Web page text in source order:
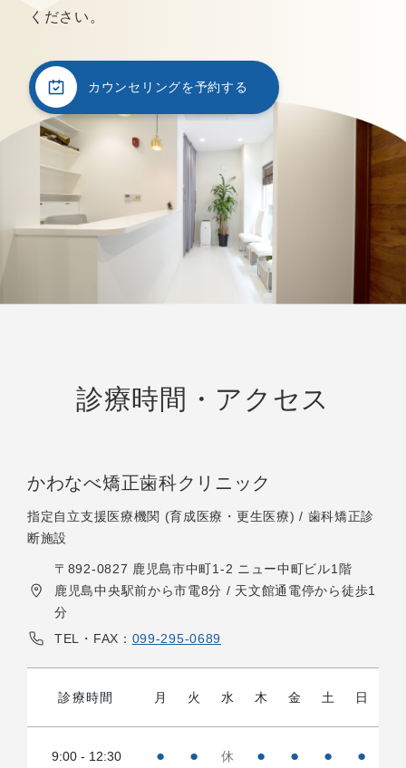
ください。
カウンセリングを予約する
診療時間・アクセス
かわなべ矯正歯科クリニック
指定自立支援医療機関 (育成医療・更生医療) / 歯科矯正診
断施設
〒892-0827 鹿児島市中町1-2 ニュー中町ビル1階
鹿児島中央駅前から市電8分 / 天文館通電停から徒歩1
分
TEL・FAX： 099-295-0689
診療時間 月 火 水 木 金 土 日
9:00 - 12:30 ● ● 休 ● ● ● ●